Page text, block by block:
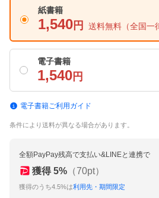
紙書籍
1,540 円 送料無料 （全国一
電子書籍
1,540 円
電子書籍ご利用ガイド
条件により送料が異なる場合があります。
全額PayPay残高で支払い&LINEと連携で
獲得 5% （70pt）
獲得のうち4.5%は利用先・期間限定